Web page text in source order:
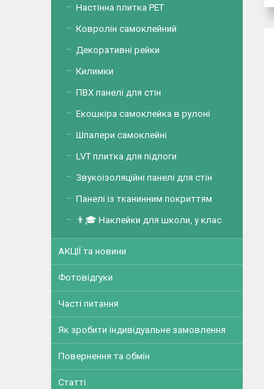
Настінна плитка PET
Ковролін самоклейний
Декоративні рейки
Килимки
ПВХ панелі для стін
Екошкіра самоклейка в рулоні
Шпалери самоклейні
LVT плитка для підлоги
Звукоізоляційні панелі для стін
Панелі із тканинним покриттям
👨🎓 Наклейки для школи, у клас
АКЦІЇ та новини
Фотовідгуки
Часті питання
Як зробити індивідуальне замовлення
Повернення та обмін
Статті